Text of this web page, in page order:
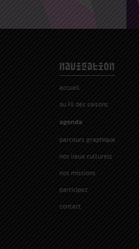
navigation
accueil
au fil des saisons
agenda
parcours graphique
nos lieux culturels
nos missions
participez
contact